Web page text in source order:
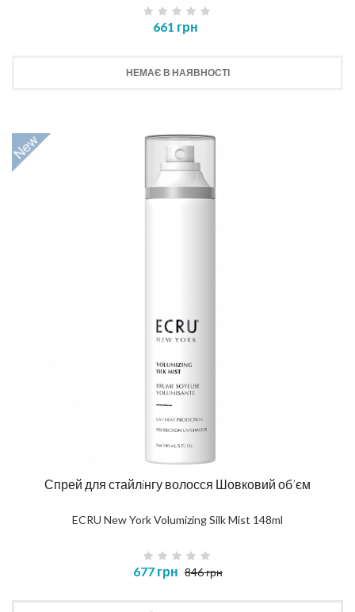
661 грн
НЕМАЄ В НАЯВНОСТІ
Спрей для стайлiнгу волосся Шовковий об’єм
ECRU New York Volumizing Silk Mist 148ml
677 грн 846 грн